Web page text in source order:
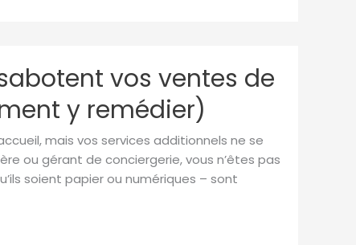
vos ventes de
y remédier)
mais vos services additionnels ne se
ou gérant de conciergerie, vous n’êtes pas
soient papier ou numériques – sont